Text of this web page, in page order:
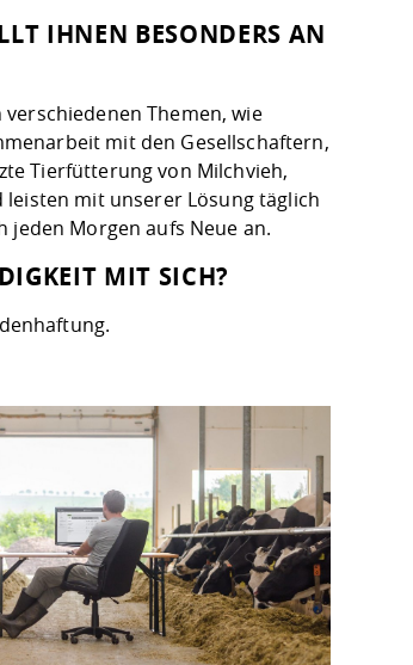
IHNEN BESONDERS AN
Themen, wie
mit den Gesellschaftern,
Tierfütterung von Milchvieh,
mit unserer Lösung täglich
Morgen aufs Neue an.
MIT SICH?